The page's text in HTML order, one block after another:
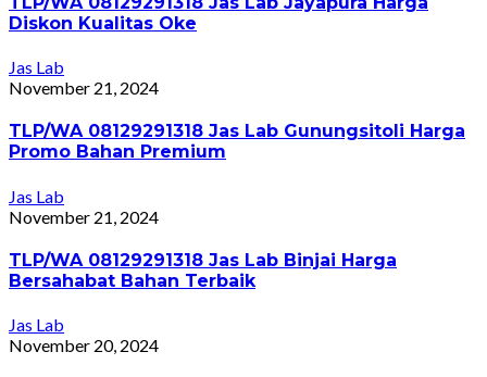
Diskon Kualitas Oke
Jas Lab
November 21, 2024
TLP/WA 08129291318 Jas Lab Gunungsitoli Harga
Promo Bahan Premium
Jas Lab
November 21, 2024
TLP/WA 08129291318 Jas Lab Binjai Harga
Bersahabat Bahan Terbaik
Jas Lab
November 20, 2024